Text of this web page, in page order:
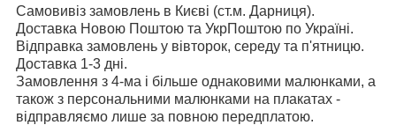
Самовивіз замовлень в Києві (ст.м. Дарниця).
Доставка Новою Поштою та УкрПоштою по Україні.
Відправка замовлень у вівторок, середу та п'ятницю.
Доставка 1-3 дні.
Замовлення з 4-ма і більше однаковими малюнками, а
також з персональними малюнками на плакатах -
відправляємо лише за повною передплатою.